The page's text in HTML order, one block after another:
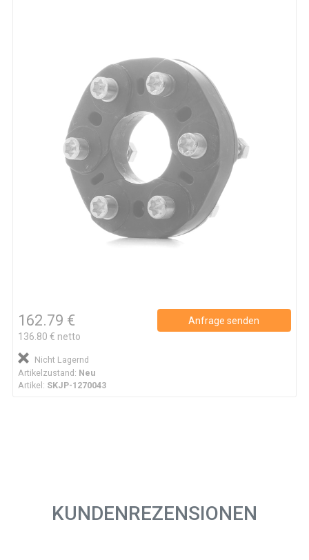
162.79 €
136.80 € netto
Anfrage senden
Nicht Lagernd
Artikelzustand: Neu
Artikel: SKJP-1270043
KUNDENREZENSIONEN